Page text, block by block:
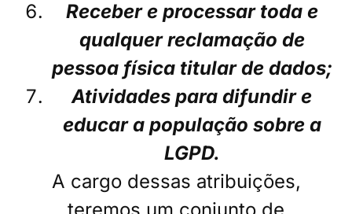
Receber e processar toda e
qualquer reclamação de
pessoa física titular de dados;
Atividades para difundir e
educar a população sobre a
LGPD.
A cargo dessas atribuições,